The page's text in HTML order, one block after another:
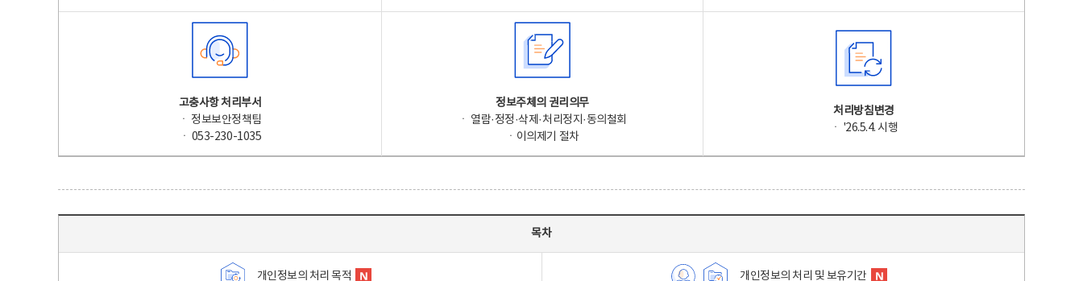
고충사항 처리부서
ㆍ 정보보안정책팀
ㆍ 053-230-1035
정보주체의 권리의무
ㆍ 열람·정정·삭제·처리정지·동의철회
ㆍ이의제기 절차
처리방침변경
ㆍ '26.5.4. 시행
목차
개인정보의 처리 목적 개인정보의 처리 및 보유기간